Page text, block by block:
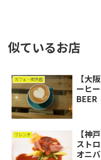
似ているお店
カフェ・喫茶店
【大
ーヒ
BEER
フレンチ
【神
スト
オニ